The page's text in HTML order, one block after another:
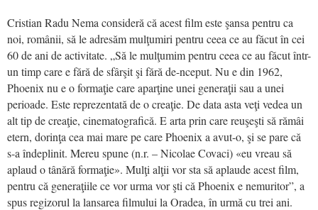
Cristian Radu Nema consideră că acest film este şansa pentru ca
noi, românii, să le adresăm mulţumiri pentru ceea ce au făcut în cei
60 de ani de activitate. „Să le mulţumim pentru ceea ce au făcut într-
un timp care e fără de sfârşit şi fără de-nceput. Nu e din 1962,
Phoenix nu e o formaţie care aparţine unei generaţii sau a unei
perioade. Este reprezentată de o creaţie. De data asta veţi vedea un
alt tip de creaţie, cinematografică. E arta prin care reuşeşti să rămâi
etern, dorinţa cea mai mare pe care Phoenix a avut-o, şi se pare că
s-a îndeplinit. Mereu spune (n.r. – Nicolae Covaci) «eu vreau să
aplaud o tânără formaţie». Mulţi alţii vor sta să aplaude acest film,
pentru că generaţiile ce vor urma vor şti că Phoenix e nemuritor”, a
spus regizorul la lansarea filmului la Oradea, în urmă cu trei ani.